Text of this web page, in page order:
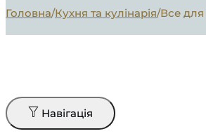
Головна/Кухня та кулінарія/Все для
Навігація